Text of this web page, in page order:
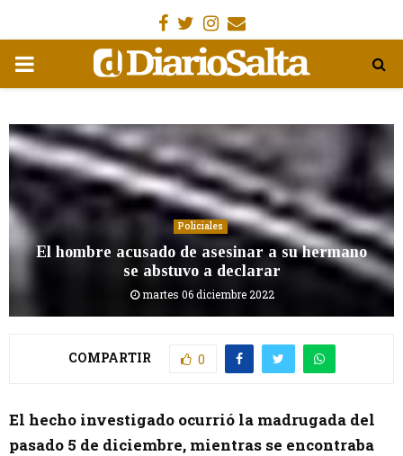
Facebook
Gorjeo
Instagram
Email
MENÚ
Policiales
El hombre acusado de asesinar a su hermano
se abstuvo a declarar
martes 06 diciembre 2022
COMPARTIR 0
El hecho investigado ocurrió la madrugada del
pasado 5 de diciembre, mientras se encontraba